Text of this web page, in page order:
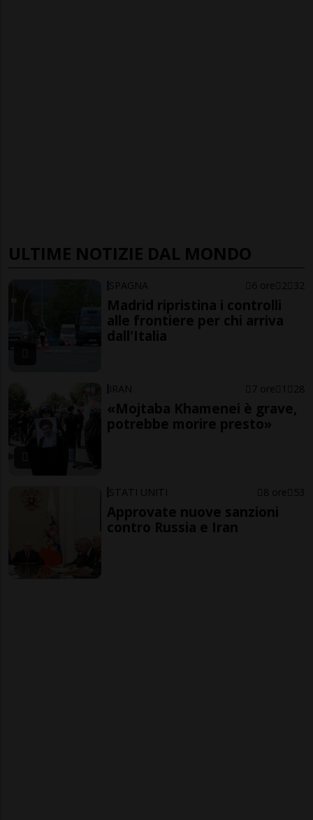
ULTIME NOTIZIE DAL MONDO
SPAGNA 6 ore 2 32
Madrid ripristina i controlli
alle frontiere per chi arriva
dall'Italia
IRAN 7 ore 1 28
«Mojtaba Khamenei è grave,
potrebbe morire presto»
STATI UNITI 8 ore 53
Approvate nuove sanzioni
contro Russia e Iran